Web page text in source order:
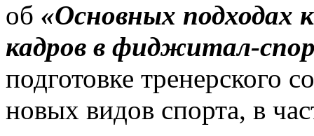
об «Основных подходах
кадров в фиджитал-
подготовке тренерского
новых видов спорта, в